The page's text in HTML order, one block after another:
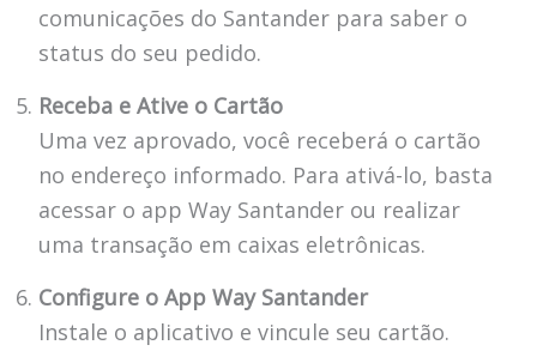
comunicações do Santander para saber o
status do seu pedido.
Receba e Ative o Cartão
Uma vez aprovado, você receberá o cartão
no endereço informado. Para ativá-lo, basta
acessar o app Way Santander ou realizar
uma transação em caixas eletrônicas.
Configure o App Way Santander
Instale o aplicativo e vincule seu cartão.